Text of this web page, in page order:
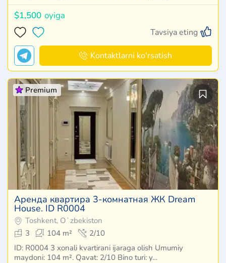
$1,500 oyiga
Tavsiya eting
Kontaktlarni ko'rsatish
Premium
Аренда квартира 3-комнатная ЖК Dream
House. ID R0004
Toshkent, Oʻzbekiston
3
104 m²
2/10
ID: R0004 3 xonali kvartirani ijaraga olish Umumiy
maydoni: 104 m². Qavat: 2/10 Bino turi: y…